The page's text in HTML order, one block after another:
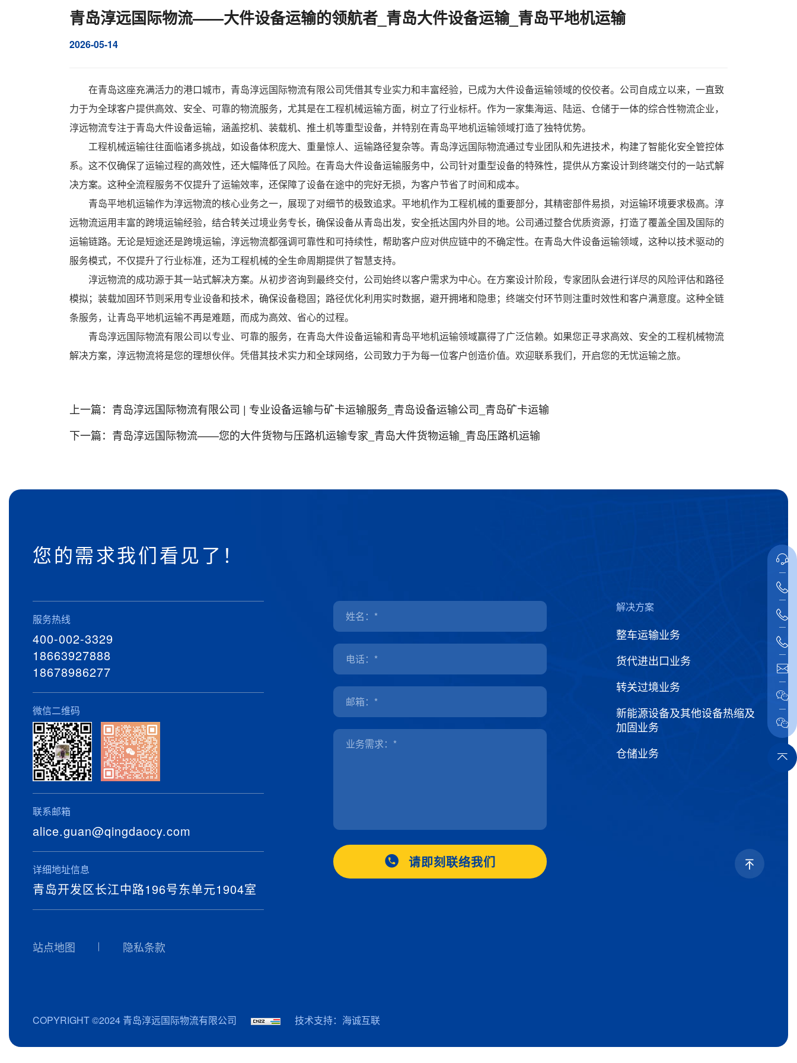
青岛淳远国际物流——大件设备运输的领航者_青岛大件设备运输_青岛平地机运输
2026-05-14
在青岛这座充满活力的港口城市，青岛淳远国际物流有限公司凭借其专业实力和丰富经验，已成为大件设备运输领域的佼佼者。公司自成立以来，一直致
力于为全球客户提供高效、安全、可靠的物流服务，尤其是在工程机械运输方面，树立了行业标杆。作为一家集海运、陆运、仓储于一体的综合性物流企业，
淳远物流专注于青岛大件设备运输，涵盖挖机、装载机、推土机等重型设备，并特别在青岛平地机运输领域打造了独特优势。
工程机械运输往往面临诸多挑战，如设备体积庞大、重量惊人、运输路径复杂等。青岛淳远国际物流通过专业团队和先进技术，构建了智能化安全管控体
系。这不仅确保了运输过程的高效性，还大幅降低了风险。在青岛大件设备运输服务中，公司针对重型设备的特殊性，提供从方案设计到终端交付的一站式解
决方案。这种全流程服务不仅提升了运输效率，还保障了设备在途中的完好无损，为客户节省了时间和成本。
青岛平地机运输作为淳远物流的核心业务之一，展现了对细节的极致追求。平地机作为工程机械的重要部分，其精密部件易损，对运输环境要求极高。淳
远物流运用丰富的跨境运输经验，结合转关过境业务专长，确保设备从青岛出发，安全抵达国内外目的地。公司通过整合优质资源，打造了覆盖全国及国际的
运输链路。无论是短途还是跨境运输，淳远物流都强调可靠性和可持续性，帮助客户应对供应链中的不确定性。在青岛大件设备运输领域，这种以技术驱动的
服务模式，不仅提升了行业标准，还为工程机械的全生命周期提供了智慧支持。
淳远物流的成功源于其一站式解决方案。从初步咨询到最终交付，公司始终以客户需求为中心。在方案设计阶段，专家团队会进行详尽的风险评估和路径
模拟；装载加固环节则采用专业设备和技术，确保设备稳固；路径优化利用实时数据，避开拥堵和隐患；终端交付环节则注重时效性和客户满意度。这种全链
条服务，让青岛平地机运输不再是难题，而成为高效、省心的过程。
青岛淳远国际物流有限公司以专业、可靠的服务，在青岛大件设备运输和青岛平地机运输领域赢得了广泛信赖。如果您正寻求高效、安全的工程机械物流
解决方案，淳远物流将是您的理想伙伴。凭借其技术实力和全球网络，公司致力于为每一位客户创造价值。欢迎联系我们，开启您的无忧运输之旅。
上一篇： 青岛淳远国际物流有限公司 | 专业设备运输与矿卡运输服务_青岛设备运输公司_青岛矿卡运输
下一篇： 青岛淳远国际物流——您的大件货物与压路机运输专家_青岛大件货物运输_青岛压路机运输
您的需求我们看见了！
服务热线
400-002-3329
18663927888
18678986277
微信二维码
联系邮箱
alice.guan@qingdaocy.com
详细地址信息
青岛开发区长江中路196号东单元1904室
站点地图 隐私条款
请即刻联络我们
解决方案
整车运输业务
货代进出口业务
转关过境业务
新能源设备及其他设备热缩及
加固业务
仓储业务
COPYRIGHT ©2024 青岛淳远国际物流有限公司 技术支持：海诚互联